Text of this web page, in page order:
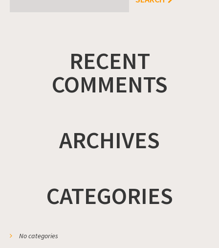
RECENT
COMMENTS
ARCHIVES
CATEGORIES
No categories